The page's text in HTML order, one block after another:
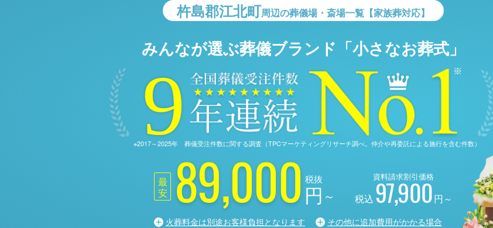
杵島郡江北町周辺の葬儀場・斎場一覧【家族葬対応】
みんなが選ぶ葬儀ブランド「小さなお葬式」
9
※2017～2025年 葬儀受注件数に関する調査（TPCマーケティングリサーチ調べ。仲介や再委託による施行を含む件数）
最
安
89,000円 ～
税抜 資料請求割引価格
税込97,900円～
火葬料金は別途お客様負担となります その他に追加費用がかかる場合